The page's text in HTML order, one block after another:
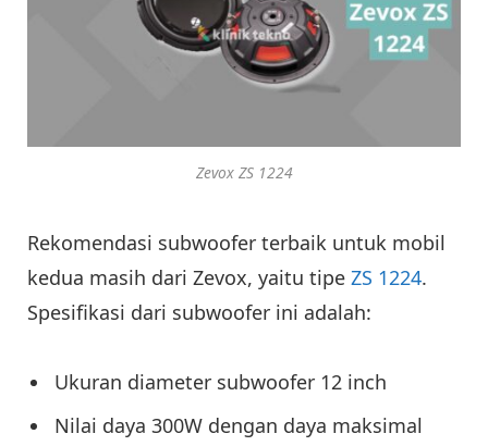
Zevox ZS 1224
Rekomendasi subwoofer terbaik untuk mobil
kedua masih dari Zevox, yaitu tipe ZS 1224.
Spesifikasi dari subwoofer ini adalah:
Ukuran diameter subwoofer 12 inch
Nilai daya 300W dengan daya maksimal